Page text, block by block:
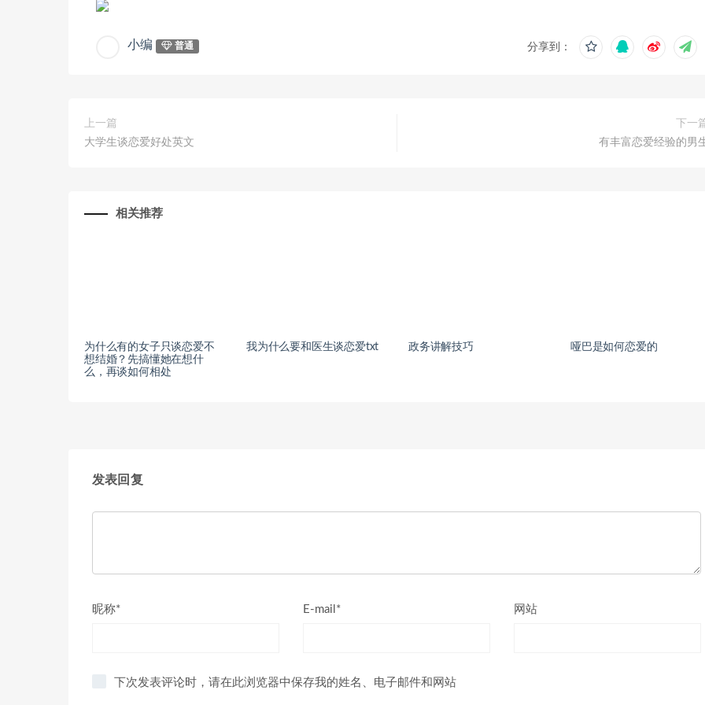
小编 普通 分享到：
上一篇
大学生谈恋爱好处英文
下一
有丰富恋爱经验的男
相关推荐
为什么有的女子只谈恋爱不
想结婚？先搞懂她在想什
么，再谈如何相处
我为什么要和医生谈恋爱txt 政务讲解技巧 哑巴是如何恋爱的
发表回复
昵称* E-mail* 网站
下次发表评论时，请在此浏览器中保存我的姓名、电子邮件和网站